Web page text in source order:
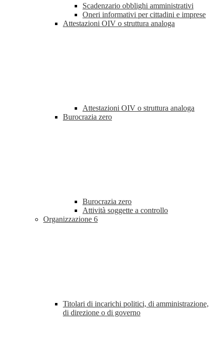
Scadenzario obblighi amministrativi
Oneri informativi per cittadini e imprese
Attestazioni OIV o struttura analoga
Attestazioni OIV o struttura analoga
Burocrazia zero
Burocrazia zero
Attività soggette a controllo
Organizzazione 6
Titolari di incarichi politici, di amministrazione,
di direzione o di governo